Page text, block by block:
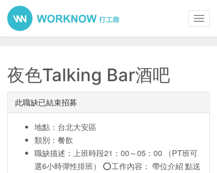
夜色Talking Bar酒吧
此職缺已結束招募
地點：台北大安區
類別：餐飲
職缺描述：上班時段21：00～05：00 （PT班可
選6小時彈性排班） ⭕工作內容： 帶位介紹 點送